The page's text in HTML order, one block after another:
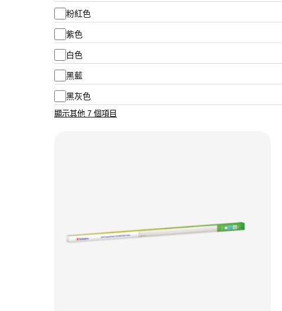
粉紅色
紫色
白色
黑藍
黑灰色
顯示其他 7 個項目